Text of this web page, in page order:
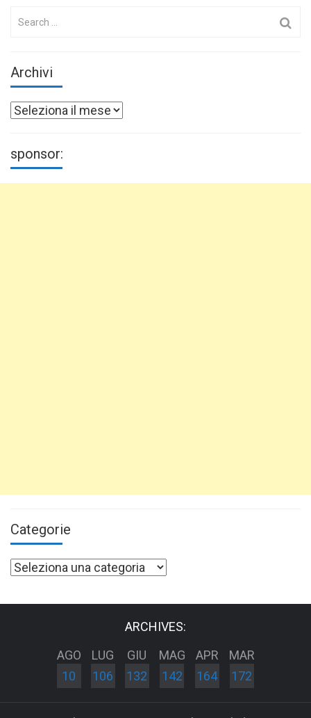
Archivi
Archivi
sponsor:
Categorie
Categorie
ARCHIVES:
AGO
10
LUG
106
GIU
132
MAG
142
APR
164
MAR
172